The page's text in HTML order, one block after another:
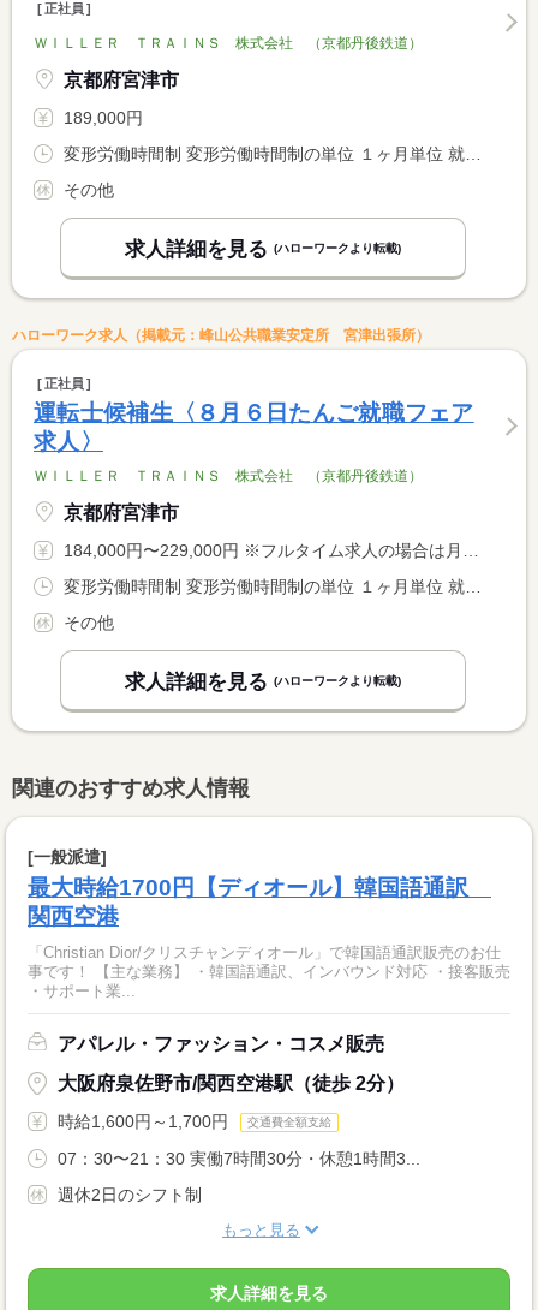
正社員
ＷＩＬＬＥＲ ＴＲＡＩＮＳ 株式会社 （京都丹後鉄道）
京都府宮津市
189,000円
その他
求人詳細を見る (ハローワークより転載)
ハローワーク求人（掲載元：峰山公共職業安定所 宮津出張所）
正社員
運転士候補生〈８月６日たんご就職フェア
求人〉
ＷＩＬＬＥＲ ＴＲＡＩＮＳ 株式会社 （京都丹後鉄道）
京都府宮津市
184,000円〜229,000円 ※フルタイム求人の場合は月額（換算額）、パート求人の場合は時間額を表示しています。
その他
求人詳細を見る (ハローワークより転載)
関連のおすすめ求人情報
[一般派遣]
最大時給1700円【ディオール】韓国語通訳
関西空港
「Christian Dior/クリスチャンディオール」で韓国語通訳販売のお仕
事です！ 【主な業務】 ・韓国語通訳、インバウンド対応 ・接客販売
・サポート業...
アパレル・ファッション・コスメ販売
大阪府泉佐野市/関西空港駅（徒歩 2分）
時給1,600円～1,700円 交通費全額支給
07：30〜21：30 実働7時間30分・休憩1時間3...
週休2日のシフト制
もっと見る
求人詳細を見る